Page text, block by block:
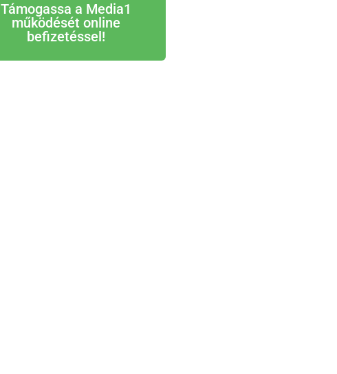
Támogassa a Media1
működését online
befizetéssel!